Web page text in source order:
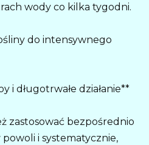
wody co kilka tygodni.
do intensywnego
i długotrwałe działanie**
zastosować bezpośrednio
i systematycznie,